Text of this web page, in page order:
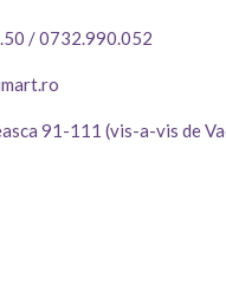
/0732.990.052
91-111 (vis-a-vis de